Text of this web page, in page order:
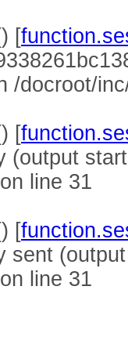
[
/docroot/
[
(output
on line 31
[
sent
on line 31